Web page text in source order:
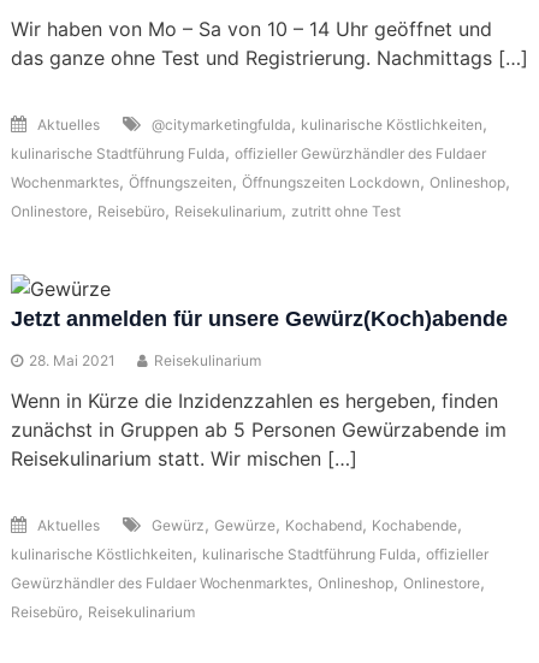
Wir haben von Mo – Sa von 10 – 14 Uhr geöffnet und
das ganze ohne Test und Registrierung. Nachmittags […]
Aktuelles @citymarketingfulda , kulinarische Köstlichkeiten ,
kulinarische Stadtführung Fulda , offizieller Gewürzhändler des Fuldaer
Wochenmarktes, Öffnungszeiten , Öffnungszeiten Lockdown , Onlineshop,
Onlinestore, Reisebüro, Reisekulinarium, zutritt ohne Test
Jetzt anmelden für unsere Gewürz(Koch)abende
28. Mai 2021 Reisekulinarium
Wenn in Kürze die Inzidenzzahlen es hergeben, finden
zunächst in Gruppen ab 5 Personen Gewürzabende im
Reisekulinarium statt. Wir mischen […]
Aktuelles Gewürz , Gewürze, Kochabend, Kochabende,
kulinarische Köstlichkeiten , kulinarische Stadtführung Fulda , offizieller
Gewürzhändler des Fuldaer Wochenmarktes, Onlineshop, Onlinestore,
Reisebüro, Reisekulinarium